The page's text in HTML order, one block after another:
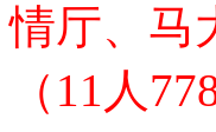
情厅、马
（11人